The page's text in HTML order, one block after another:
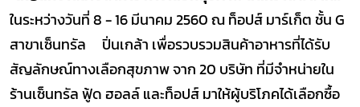
ในระหว่างวันที่ 8 - 16 มีนาคม 2560 ณ ท็อปส์ มาร์เก็ต ชั้น G
สาขาเซ็นทรัล ปิ่นเกล้า เพื่อรวบรวมสินค้าอาหารที่ได้รับ
สัญลักษณ์ทางเลือกสุขภาพ จาก 20 บริษัท ที่มีจำหน่ายใน
ร้านเซ็นทรัล ฟู้ด ฮอลล์ และท็อปส์ มาให้ผู้บริโภคได้เลือกซื้อ